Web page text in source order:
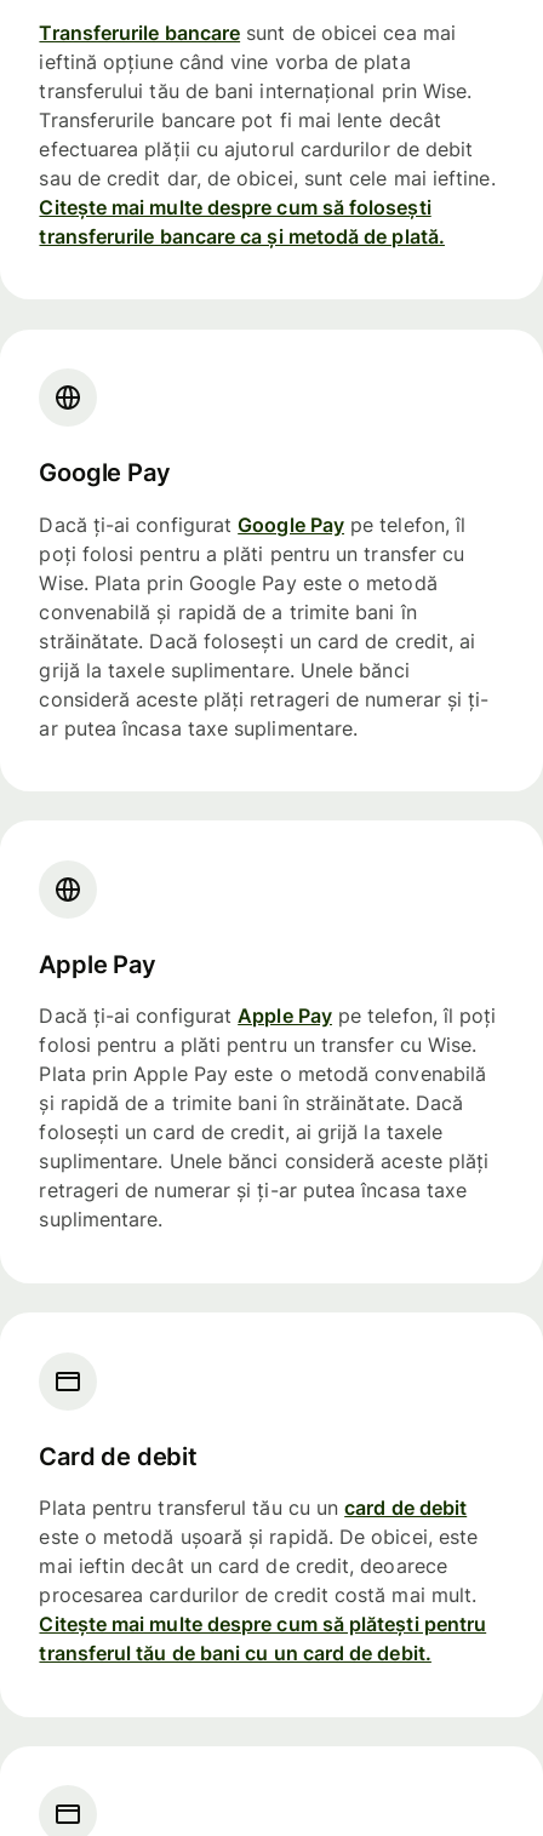
Transferurile bancare sunt de obicei cea mai
ieftină opțiune când vine vorba de plata
transferului tău de bani internațional prin Wise.
Transferurile bancare pot fi mai lente decât
efectuarea plății cu ajutorul cardurilor de debit
sau de credit dar, de obicei, sunt cele mai ieftine.
Citește mai multe despre cum să folosești
transferurile bancare ca și metodă de plată.
Google Pay
Dacă ți-ai configuratGoogle Pay pe telefon, îl
poți folosi pentru a plăti pentru un transfer cu
Wise. Plata prin Google Pay este o metodă
convenabilă și rapidă de a trimite bani în
străinătate. Dacă folosești un card de credit, ai
grijă la taxele suplimentare. Unele bănci
consideră aceste plăți retrageri de numerar și ți-
ar putea încasa taxe suplimentare.
Apple Pay
Dacă ți-ai configuratApple Paype telefon, îl poți
folosi pentru a plăti pentru un transfer cu Wise.
Plata prin Apple Pay este o metodă convenabilă
și rapidă de a trimite bani în străinătate. Dacă
folosești un card de credit, ai grijă la taxele
suplimentare. Unele bănci consideră aceste plăți
retrageri de numerar și ți-ar putea încasa taxe
suplimentare.
Card de debit
Plata pentru transferul tău cu uncard de debit
este o metodă ușoară și rapidă. De obicei, este
mai ieftin decât un card de credit, deoarece
procesarea cardurilor de credit costă mai mult.
Citește mai multe despre cum să plătești pentru
transferul tău de bani cu un card de debit.